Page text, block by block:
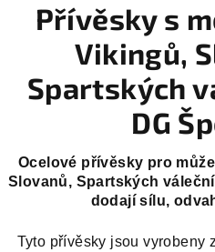
Přívěsky s
Vikingů,
Spartských
DG
Ocelové přívěsky pro
Slovanů, Spartských
dodají sílu,
Tyto přívěsky jsou vyrobeny